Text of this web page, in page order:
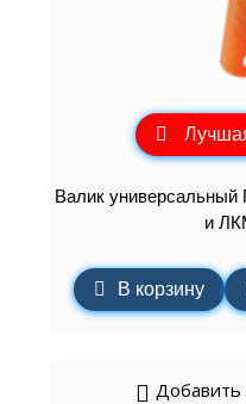
Валик
и
В корзину
Добавить